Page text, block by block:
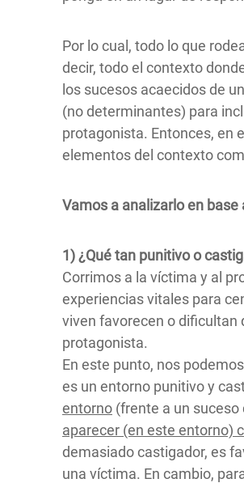
Por lo cual, todo lo que
decir, todo el contexto
los sucesos acaecidos de
(no determinantes) para
protagonista. Entonces, en
elementos del contexto
Vamos a analizarlo en base
1)¿Qué tan punitivo o
Corrimos a la víctima y al
experiencias vitales para
viven favorecen o dificultan
protagonista.
En este punto, nos
es un entorno punitivo y
entorno (frente a un
aparecer (en este entorno)
demasiado castigador, es
una víctima. En cambio,